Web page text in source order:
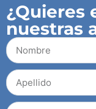
¿Quieres
nuestras